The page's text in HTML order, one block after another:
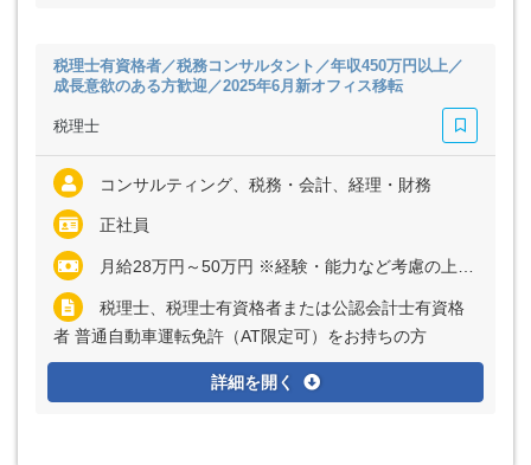
税理士有資格者／税務コンサルタント／年収450万円以上／
成長意欲のある方歓迎／2025年6月新オフィス移転
税理士
コンサルティング、税務・会計、経理・財務
正社員
月給28万円～50万円 ※経験・能力など考慮の上、決定いたします ※残業代は全額支給
税理士、税理士有資格者または公認会計士有資格
者 普通自動車運転免許（AT限定可）をお持ちの方
詳細を開く